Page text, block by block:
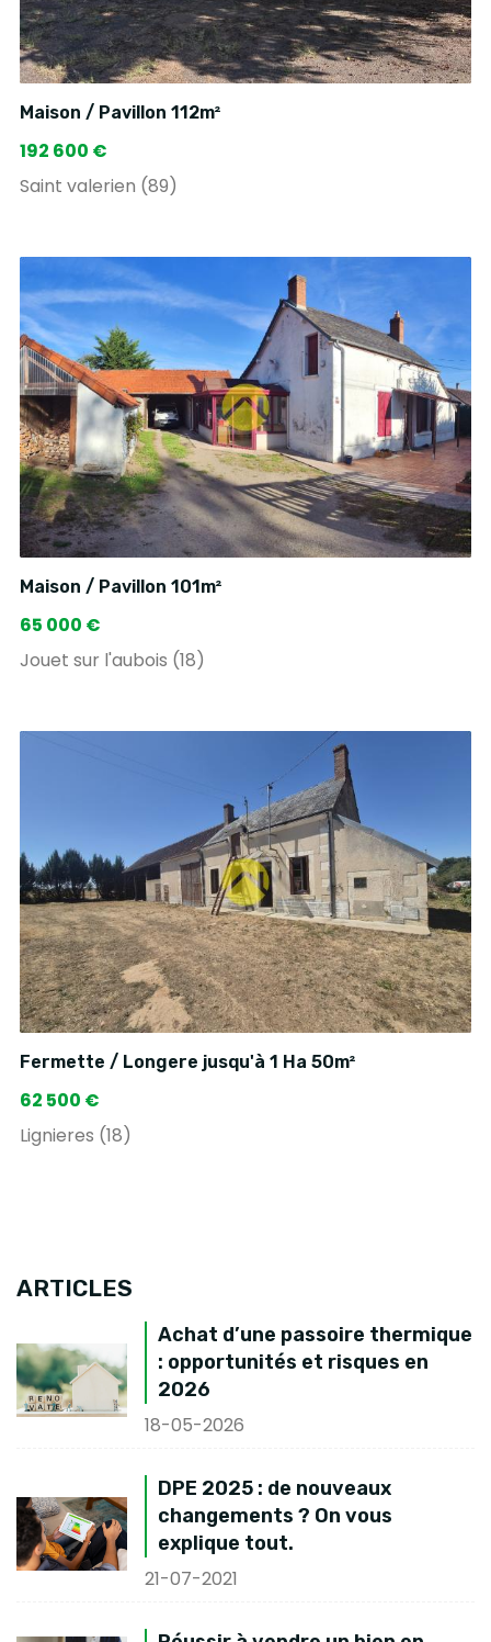
Maison / Pavillon 112m²
192 600 €
Saint valerien (89)
Maison / Pavillon 101m²
65 000 €
Jouet sur l'aubois (18)
Fermette / Longere jusqu'à 1 Ha 50m²
62 500 €
Lignieres (18)
ARTICLES
Achat d’une passoire thermique
: opportunités et risques en
2026
18-05-2026
DPE 2025 : de nouveaux
changements ? On vous
explique tout.
21-07-2021